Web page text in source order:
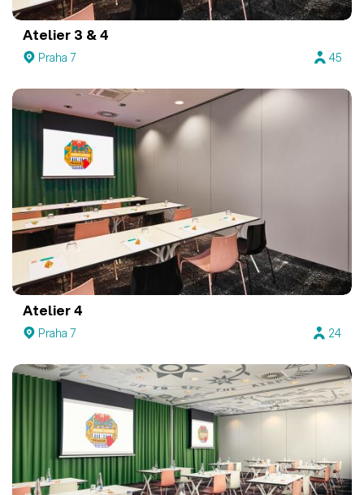
Atelier 3 & 4
Praha 7 45
Atelier 4
Praha 7 24